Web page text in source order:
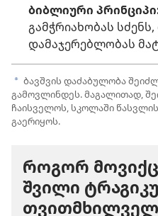
ბიბლიური
გამჭრიახობას სძენს,
დამაჯერებლობას
a ბავშვის დაძაბულობა
გამოვლინდეს. მაგალითად,
ჩაისველოს, სკოლაში
გაერიყოს.
როგორ
შვილი